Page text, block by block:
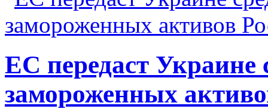
ЕС передаст Украине
замороженных